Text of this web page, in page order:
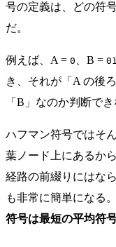
号の定義は、どの符
だ。
例えば、A = 0 、B = 01
き、それが「A の後
「B」なのか判断でき
ハフマン符号ではそ
葉ノード上にあるか
経路の前綴りにはな
も非常に簡単になる
符号は最短の平均符